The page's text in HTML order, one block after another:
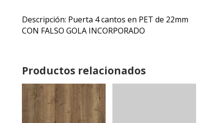
Descripción: Puerta 4 cantos en PET de 22mm
CON FALSO GOLA INCORPORADO
Productos relacionados